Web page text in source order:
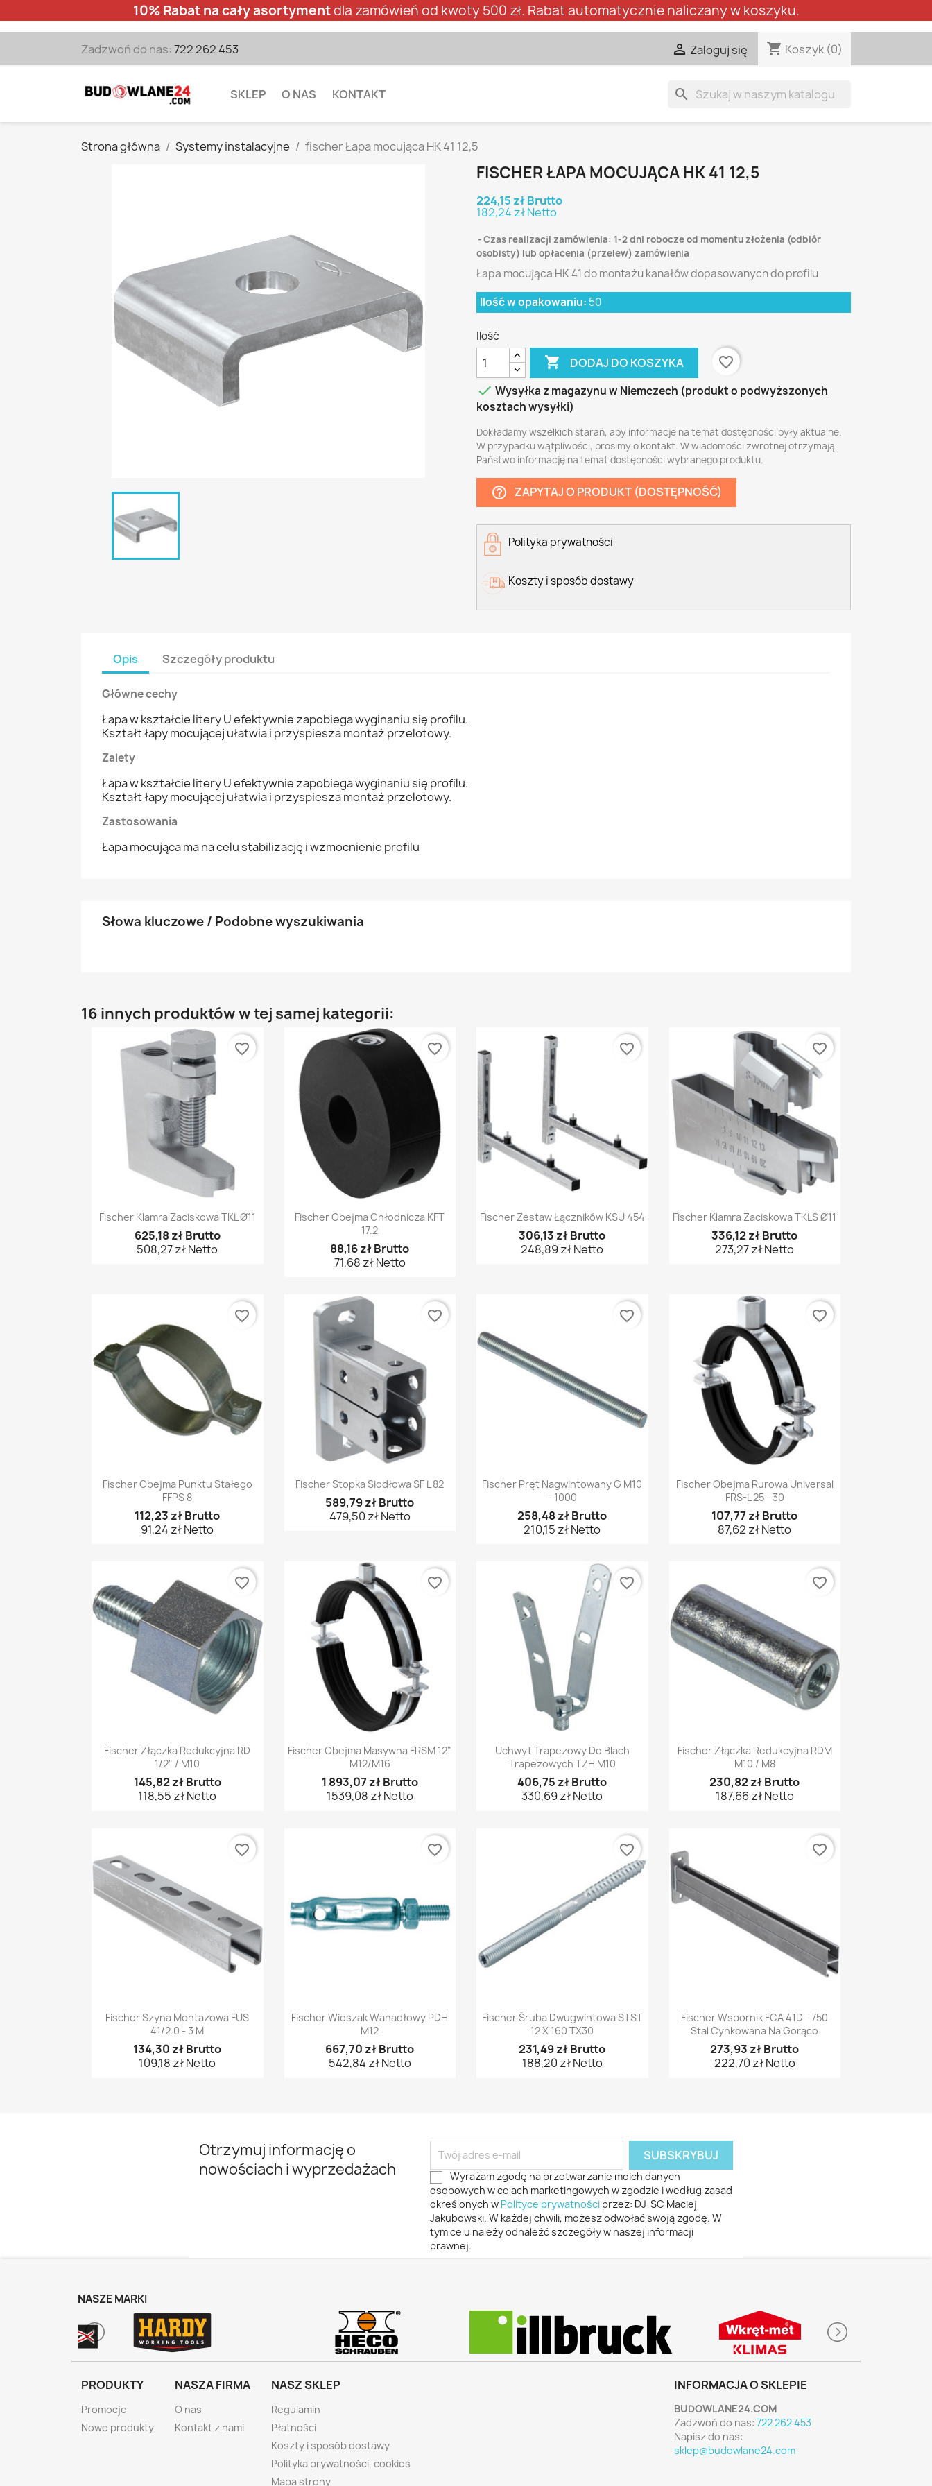
10% Rabat na cały asortymentdla zamówień od kwoty 500 zł. Rabat automatycznie naliczany w koszyku.
Zadzwoń do nas: 722 262 453  Zaloguj się shopping_cart Koszyk (0)
SKLEP O NAS KONTAKT search
Strona główna Systemy instalacyjne fischer Łapa mocująca HK 41 12,5
FISCHER ŁAPA MOCUJĄCA HK 41 12,5
224,15 zł Brutto
182,24 zł Netto
Czas realizacji zamówienia: 1-2 dni robocze od momentu złożenia (odbiór
osobisty) lub opłacenia (przelew) zamówienia
Łapa mocująca HK 41 do montażu kanałów dopasowanych do profilu
Ilość w opakowaniu: 50
Ilość
 DODAJ DO KOSZYKA
favorite_border
 Wysyłka z magazynu w Niemczech (produkt o podwyższonych
kosztach wysyłki)
Dokładamy wszelkich starań, aby informacje na temat dostępności były aktualne.
W przypadku wątpliwości, prosimy o kontakt. W wiadomości zwrotnej otrzymają
Państwo informację na temat dostępności wybranego produktu.
help_outline ZAPYTAJ O PRODUKT (DOSTĘPNOŚĆ)
Polityka prywatności
Koszty i sposób dostawy
Opis Szczegóły produktu
Główne cechy
Łapa w kształcie litery U efektywnie zapobiega wyginaniu się profilu.
Kształt łapy mocującej ułatwia i przyspiesza montaż przelotowy.
Zalety
Łapa w kształcie litery U efektywnie zapobiega wyginaniu się profilu.
Kształt łapy mocującej ułatwia i przyspiesza montaż przelotowy.
Zastosowania
Łapa mocująca ma na celu stabilizację i wzmocnienie profilu
Słowa kluczowe / Podobne wyszukiwania
16 innych produktów w tej samej kategorii:
Szybki podgląd
Fischer Klamra Zaciskowa TKL Ø11
625,18 zł Brutto
508,27 zł Netto
favorite_border
Szybki podgląd
Fischer Obejma Chłodnicza KFT
17.2
88,16 zł Brutto
71,68 zł Netto
favorite_border
Szybki podgląd
Fischer Zestaw Łączników KSU 454
306,13 zł Brutto
248,89 zł Netto
favorite_border
Szybki podgląd
Fischer Klamra Zaciskowa TKLS Ø11
336,12 zł Brutto
273,27 zł Netto
favorite_border
Szybki podgląd
Fischer Obejma Punktu Stałego
FFPS 8
112,23 zł Brutto
91,24 zł Netto
favorite_border
Szybki podgląd
Fischer Stopka Siodłowa SF L 82
589,79 zł Brutto
479,50 zł Netto
favorite_border
Szybki podgląd
Fischer Pręt Nagwintowany G M10
- 1000
258,48 zł Brutto
210,15 zł Netto
favorite_border
Szybki podgląd
Fischer Obejma Rurowa Universal
FRS-L 25 - 30
107,77 zł Brutto
87,62 zł Netto
favorite_border
Szybki podgląd
Fischer Złączka Redukcyjna RD
1/2" / M10
145,82 zł Brutto
118,55 zł Netto
favorite_border
Szybki podgląd
Fischer Obejma Masywna FRSM 12"
M12/M16
1 893,07 zł Brutto
1539,08 zł Netto
favorite_border
Szybki podgląd
Uchwyt Trapezowy Do Blach
Trapezowych TZH M10
406,75 zł Brutto
330,69 zł Netto
favorite_border
Szybki podgląd
Fischer Złączka Redukcyjna RDM
M10 / M8
230,82 zł Brutto
187,66 zł Netto
favorite_border
Szybki podgląd
Fischer Szyna Montażowa FUS
41/2.0 - 3 M
134,30 zł Brutto
109,18 zł Netto
favorite_border
Szybki podgląd
Fischer Wieszak Wahadłowy PDH
M12
667,70 zł Brutto
542,84 zł Netto
favorite_border
Szybki podgląd
Fischer Śruba Dwugwintowa STST
12 X 160 TX30
231,49 zł Brutto
188,20 zł Netto
favorite_border
Szybki podgląd
Fischer Wspornik FCA 41D - 750
Stal Cynkowana Na Gorąco
273,93 zł Brutto
222,70 zł Netto
favorite_border
Otrzymuj informację o
nowościach i wyprzedażach
Wyrażam zgodę na przetwarzanie moich danych
osobowych w celach marketingowych w zgodzie i według zasad
określonych w Polityce prywatności przez: DJ-SC Maciej
Jakubowski. W każdej chwili, możesz odwołać swoją zgodę. W
tym celu należy odnaleźć szczegóły w naszej informacji
prawnej.
NASZE MARKI
PRODUKTY
Promocje
Nowe produkty
NASZA FIRMA
O nas
Kontakt z nami
NASZ SKLEP
Regulamin
Płatności
Koszty i sposób dostawy
Polityka prywatności, cookies
Mapa strony
INFORMACJA O SKLEPIE
BUDOWLANE24.COM
Zadzwoń do nas: 722 262 453
Napisz do nas:
sklep@budowlane24.com